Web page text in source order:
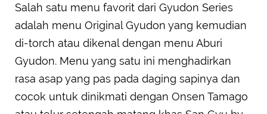
Salah satu menu favorit dari Gyudon Series
adalah menu Original Gyudon yang kemudian
di-torch atau dikenal dengan menu Aburi
Gyudon. Menu yang satu ini menghadirkan
rasa asap yang pas pada daging sapinya dan
cocok untuk dinikmati dengan Onsen Tamago